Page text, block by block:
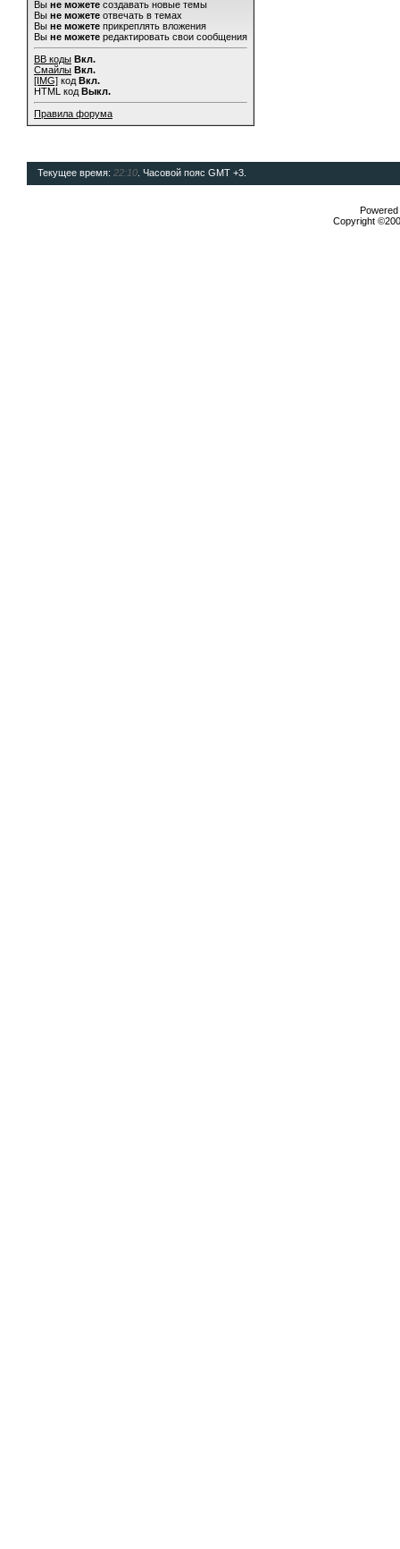
Вы не можете создавать новые темы
Вы не можете отвечать в темах
Вы не можете прикреплять вложения
Вы не можете редактировать свои сообщения
BB коды Вкл.
Смайлы Вкл.
[IMG] код Вкл.
HTML код Выкл.
Правила форума
Текущее время: 22:10 . Часовой пояс GMT +3.
Copyright